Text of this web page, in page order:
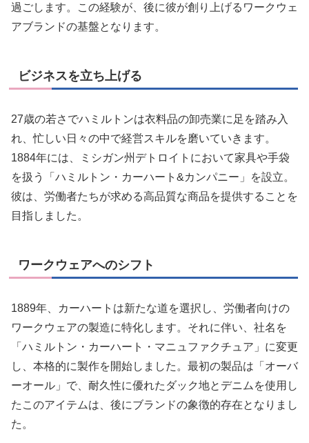
過ごします。この経験が、後に彼が創り上げるワークウェ
アブランドの基盤となります。
ビジネスを立ち上げる
27歳の若さでハミルトンは衣料品の卸売業に足を踏み入
れ、忙しい日々の中で経営スキルを磨いていきます。
1884年には、ミシガン州デトロイトにおいて家具や手袋
を扱う「ハミルトン・カーハート&カンパニー」を設立。
彼は、労働者たちが求める高品質な商品を提供することを
目指しました。
ワークウェアへのシフト
1889年、カーハートは新たな道を選択し、労働者向けの
ワークウェアの製造に特化します。それに伴い、社名を
「ハミルトン・カーハート・マニュファクチュア」に変更
し、本格的に製作を開始しました。最初の製品は「オーバ
ーオール」で、耐久性に優れたダック地とデニムを使用し
たこのアイテムは、後にブランドの象徴的存在となりまし
た。